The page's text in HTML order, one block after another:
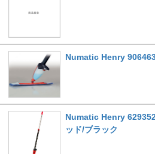
Numatic Henry
Numatic Henry
ッド/ブラック